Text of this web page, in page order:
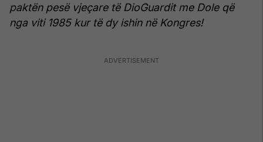
paktën pesë vjeçare të DioGuardit me Dole që
nga viti 1985 kur të dy ishin në Kongres!